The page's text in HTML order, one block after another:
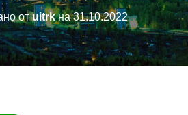
отuitrkна31.10.2022